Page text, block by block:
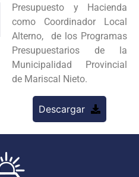
Presupuesto y Hacienda
como Coordinador Local
Alterno, de los Programas
Presupuestarios de la
Municipalidad Provincial
de Mariscal Nieto.
Descargar